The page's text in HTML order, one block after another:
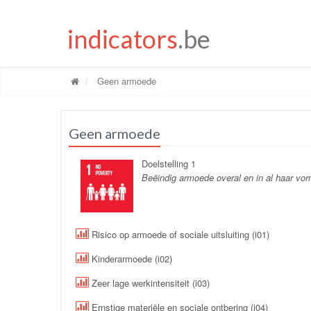
indicators.be
Geen armoede
Geen armoede
Doelstelling 1
Beëindig armoede overal en in al haar
Risico op armoede of sociale uitsluiting (i01)
Kinderarmoede (i02)
Zeer lage werkintensiteit (i03)
Ernstige materiële en sociale ontbering (i04)